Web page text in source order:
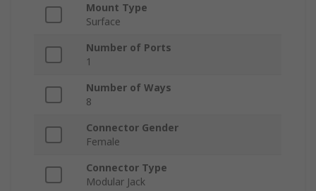
Mount Type
Surface
Number of Ports
1
Number of Ways
8
Connector Gender
Female
Connector Type
Modular Jack